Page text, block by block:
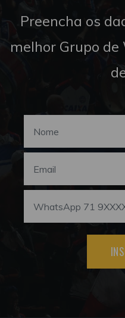
Preencha os
melhor Grupo